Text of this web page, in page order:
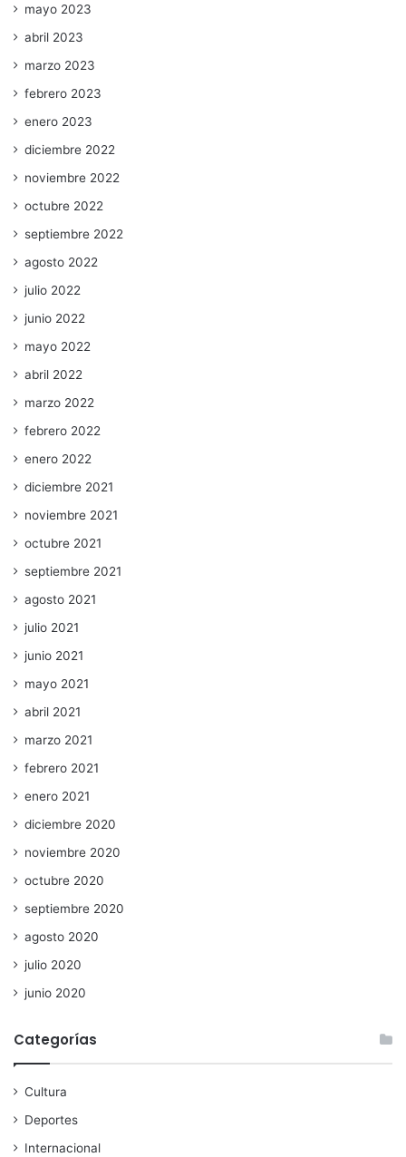
mayo 2023
abril 2023
marzo 2023
febrero 2023
enero 2023
diciembre 2022
noviembre 2022
octubre 2022
septiembre 2022
agosto 2022
julio 2022
junio 2022
mayo 2022
abril 2022
marzo 2022
febrero 2022
enero 2022
diciembre 2021
noviembre 2021
octubre 2021
septiembre 2021
agosto 2021
julio 2021
junio 2021
mayo 2021
abril 2021
marzo 2021
febrero 2021
enero 2021
diciembre 2020
noviembre 2020
octubre 2020
septiembre 2020
agosto 2020
julio 2020
junio 2020
Categorías
Cultura
Deportes
Internacional